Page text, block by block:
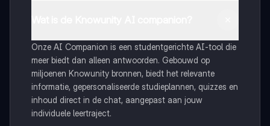
Onze AI Companion is een studentgerichte AI-tool die
meer biedt dan alleen antwoorden. Gebouwd op
miljoenen Knowunity bronnen, biedt het relevante
informatie, gepersonaliseerde studieplannen, quizzes en
inhoud direct in de chat, aangepast aan jouw
individuele leertraject.